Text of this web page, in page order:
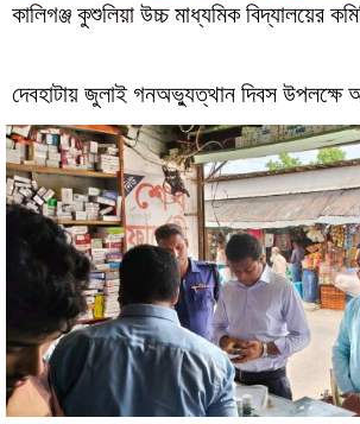
কালিগঞ্জ কুশুলিয়া উচ্চ মাধ্যমিক বিদ্যালয়ের
দেবহাটায় জুলাই গনঅভ্যুত্থান দিবস উপলক্ষে